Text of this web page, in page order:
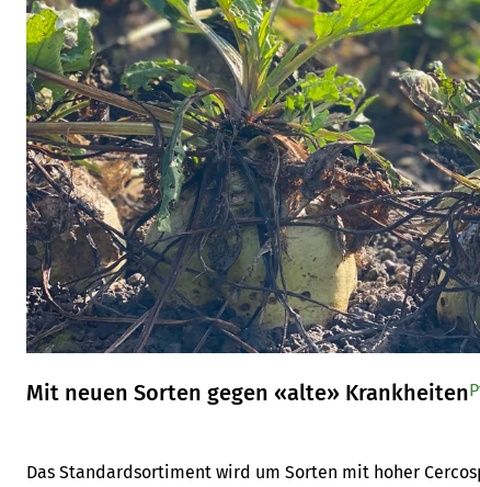
Mit neuen Sorten gegen «alte» Krankheiten
Das Standardsortiment wird um Sorten mit hoher